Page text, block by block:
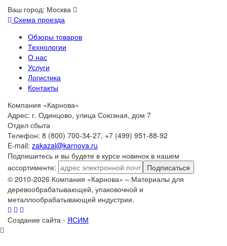
Ваш город: Москва
Схема проезда
Обзоры товаров
Технологии
О нас
Услуги
Логистика
Контакты
Компания «Карнова»
Адрес: г. Одинцово, улица Союзная, дом 7
Отдел сбыта
Телефон: 8 (800) 700-34-27, +7 (499) 951-88-92
E-mail: zakazal@karnova.ru
Подпишитесь и вы будете в курсе новинок в нашем
ассортименте:
Подписаться
© 2010-2026 Компания «Карнова» – Материалы для
деревообрабатывающей, упаковочной и
металлообрабатывающей индустрии.
Создание сайта - ЯСИМ